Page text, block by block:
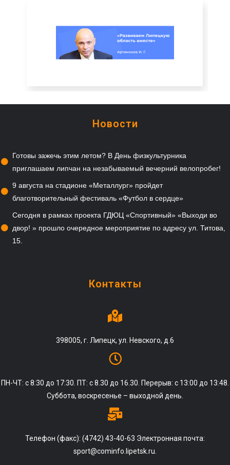
Новости
Готовы зажечь этим летом? В День физкультурника
приглашаем липчан на незабываемый вечерний велопробег!
9 августа на стадионе «Металлург» пройдет
благотворительный фестиваль «Футбол в сердце»
Сегодня в рамках проекта ГДЮЦ «Спортивный» «Выходи во
двор! » прошло очередное мероприятие по адресу ул. Титова,
15.
Контакты
398005, г. Липецк, ул. Невского, д.6
ПН-ЧТ: с 8:30 до 17:30. ПТ: с 8.30 до 16.30. Перерыв: с 13:00 до 13:48.
Суббота, воскресенье – выходной день.
Телефон (факс): (4742) 43-40-63 Электронная почта:
sport@cominfo.lipetsk.ru.